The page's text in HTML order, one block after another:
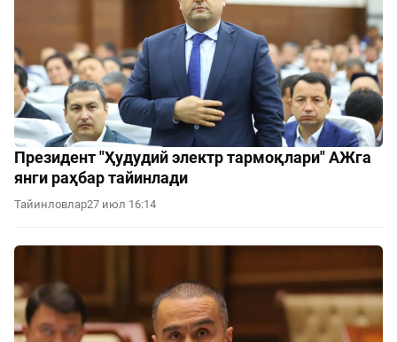
Президент "Ҳудудий электр тармоқлари" АЖга
янги раҳбар тайинлади
Тайинловлар27 июл 16:14